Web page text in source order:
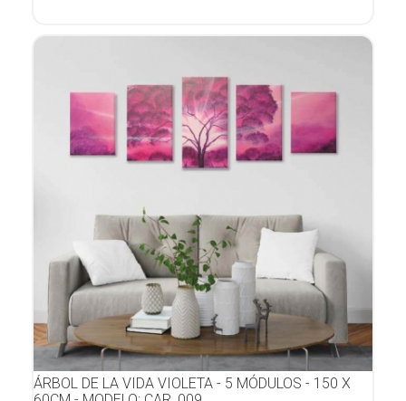
ÁRBOL DE LA VIDA VIOLETA - 5 MÓDULOS - 150 X